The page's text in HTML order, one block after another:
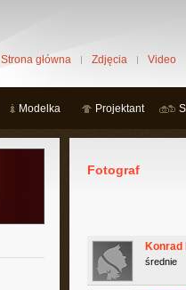
Strona główna Zdjęcia Video
Modelka Projektant
Fotograf
Konrad
średnie